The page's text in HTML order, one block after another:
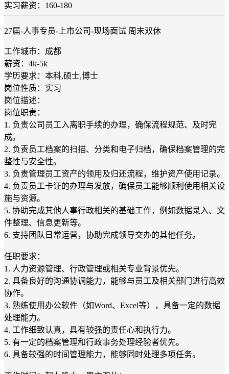
实习薪资：160-180
27届-人事专员-上市公司-现场面试 周末双休
工作城市：成都
薪资：4k-5k
学历要求：本科,硕士,博士
岗位性质：实习
岗位描述：
岗位职责：
1. 负责公司员工入离职手续的办理，确保流程规范、及时完
成。
2. 负责员工档案的扫描、分类和电子归档，确保档案管理的完
整性与安全性。
3. 负责管理员工资产的领用及归还流程，维护资产使用记录。
4. 负责员工卡证的办理与发放，确保员工能够顺利使用相关设
施与资源。
5. 协助完成其他人事行政相关的基础工作，例如数据录入、文
件整理、信息更新等。
6. 支持团队日常运营，协助完成领导交办的其他任务。
任职要求：
1. 人力资源管理、行政管理或相关专业背景优先。
2. 具备良好的沟通协调能力，能够与员工及相关部门进行高效
协作。
3. 熟练使用办公软件（如Word、Excel等），具备一定的数据
处理能力。
4. 工作细致认真，具有较强的责任心和执行力。
5. 有一定的档案管理和行政事务处理经验者优先。
6. 具备较强的时间管理能力，能够同时处理多项任务。